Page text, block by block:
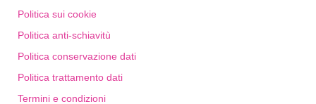
Politica sui cookie
Politica anti-schiavitù
Politica conservazione dati
Politica trattamento dati
Termini e condizioni